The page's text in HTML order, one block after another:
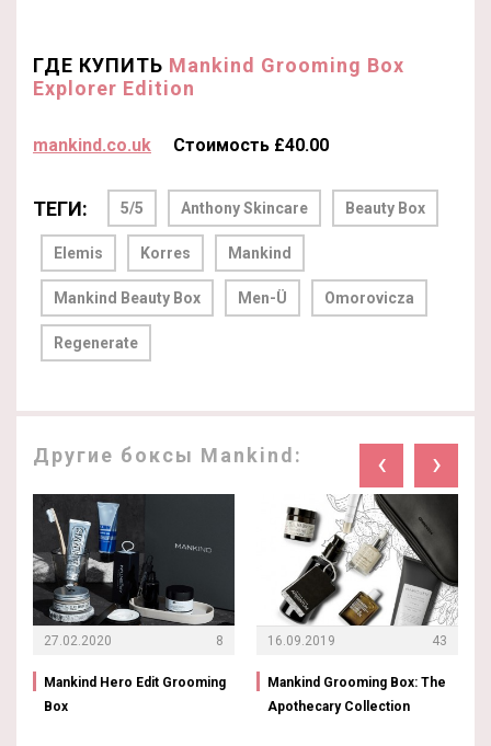
ГДЕ КУПИТЬ Mankind Grooming Box
Explorer Edition
mankind.co.uk Стоимость £40.00
ТЕГИ: 5/5 Anthony Skincare Beauty Box
Elemis Korres Mankind
Mankind Beauty Box Men-Ü Omorovicza
Regenerate
Другие боксы Mankind: ‹ ›
27.02.2020 8
Mankind Hero Edit Grooming
Box
16.09.2019 43
Mankind Grooming Box: The
Apothecary Collection